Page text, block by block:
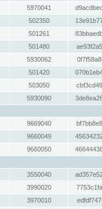
5970041
502350
501261
501480
5930062
501420
503050
5930090
9669040
9660049
9660050
3550040
3990020
3970010